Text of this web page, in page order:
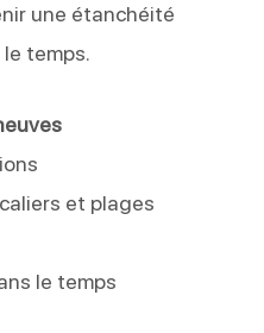
une étanchéité
temps.
et plages
le temps